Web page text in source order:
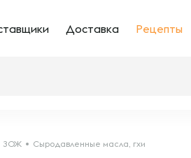
Доставка Рецепты
ЗОЖ Сыродавленные масла, гхи